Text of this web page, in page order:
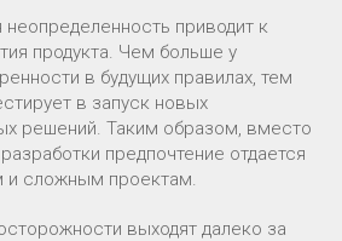
приводит к
продукта. Чем больше у
в будущих правилах, тем
в запуск новых
решений. Таким образом, вместо
предпочтение отдается
сложным проектам.
выходят далеко за